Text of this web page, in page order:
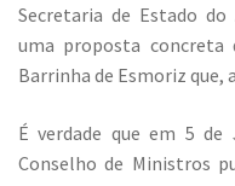
Secretaria de Estado
uma proposta concreta
Barrinha de Esmoriz que,
É verdade que em 5 de
Conselho de Ministros